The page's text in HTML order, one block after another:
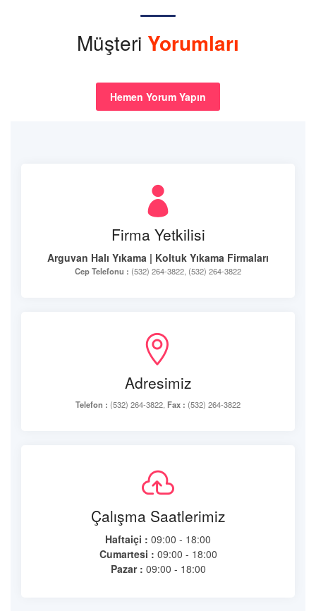
Müşteri Yorumları
Hemen Yorum Yapın
Firma Yetkilisi
Arguvan Halı Yıkama | Koltuk Yıkama Firmaları
Cep Telefonu : (532) 264-3822, (532) 264-3822
Adresimiz
Telefon : (532) 264-3822, Fax : (532) 264-3822
Çalışma Saatlerimiz
Haftaiçi : 09:00 - 18:00
Cumartesi : 09:00 - 18:00
Pazar : 09:00 - 18:00